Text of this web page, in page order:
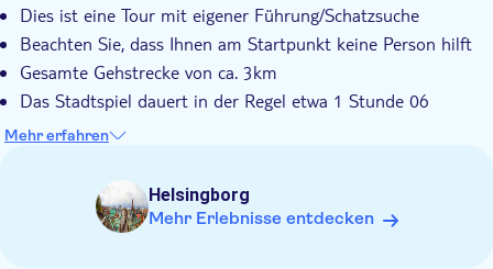
Starten Sie das Spiel zu jeder Stunde und können Sie es
jederzeit pausieren
Dies ist eine Tour mit eigener Führung/Schatzsuche
Beachten Sie, dass Ihnen am Startpunkt keine Person hilft
Gesamte Gehstrecke von ca. 3km
Das Stadtspiel dauert in der Regel etwa 1 Stunde 06
Minuten (aber Sie können in Ihrem eigenen Tempo gehen!)
Du musst am Startpunkt sein (der in der App angezeigt
wird), um zu beginnen, sonst startet das Spiel nicht
Unterbrechen Sie das Spiel jederzeit und starten Sie es neu,
Mehr erfahren
Helsingborg
Mehr Erlebnisse entdecken